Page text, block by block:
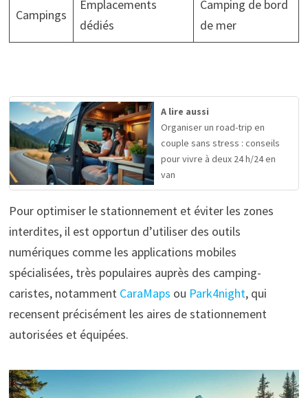
Campings
Emplacements
dédiés
Camping de bord
de mer
A lire aussi
Organiser un road-trip en
couple sans stress : conseils
pour vivre à deux 24 h/24 en
van
Pour optimiser le stationnement et éviter les zones
interdites, il est opportun d’utiliser des outils
numériques comme les applications mobiles
spécialisées, très populaires auprès des camping-
caristes, notamment CaraMaps ou Park4night, qui
recensent précisément les aires de stationnement
autorisées et équipées.